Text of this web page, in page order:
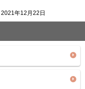
2021年12月22日